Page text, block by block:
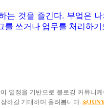
는 것을 즐긴다. 부엌은
를 쓰거나 업무를 처리하기
열정을 기반으로 블로깅 커뮤니
하길 기대하며 올려봅니다.